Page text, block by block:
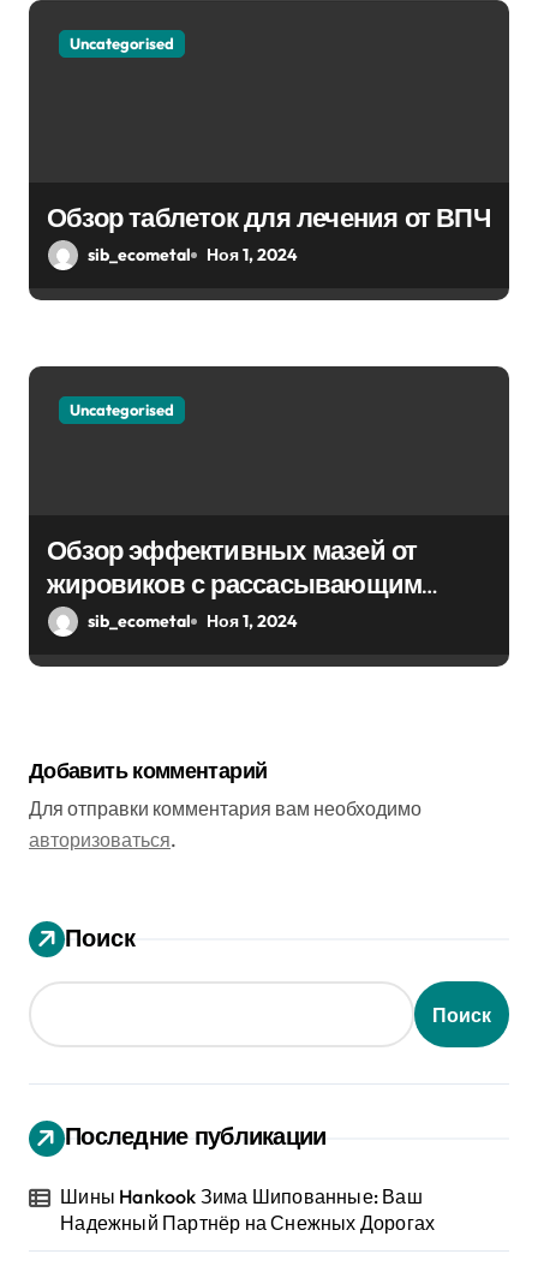
Uncategorised
Обзор таблеток для лечения от ВПЧ
sib_ecometal Ноя 1, 2024
Uncategorised
Обзор эффективных мазей от
жировиков с рассасывающим
эффектом
sib_ecometal Ноя 1, 2024
Добавить комментарий
Для отправки комментария вам необходимо
авторизоваться.
Поиск
Поиск
Последние публикации
Шины Hankook Зима Шипованные: Ваш
Надежный Партнёр на Снежных Дорогах